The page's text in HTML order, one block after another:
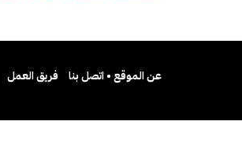
عن الموقع • اتصل بنا فريق العمل